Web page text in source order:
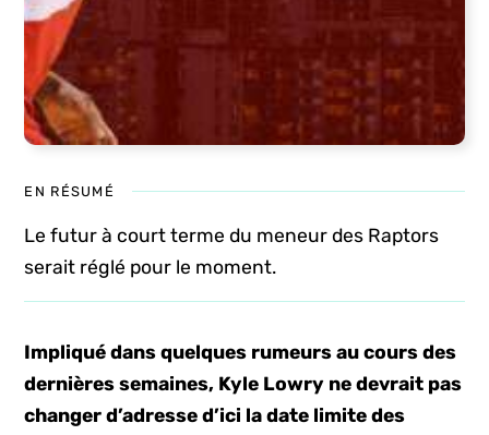
EN RÉSUMÉ
Le futur à court terme du meneur des Raptors
serait réglé pour le moment.
Impliqué dans quelques rumeurs au cours des
dernières semaines, Kyle Lowry ne devrait pas
changer d’adresse d’ici la date limite des